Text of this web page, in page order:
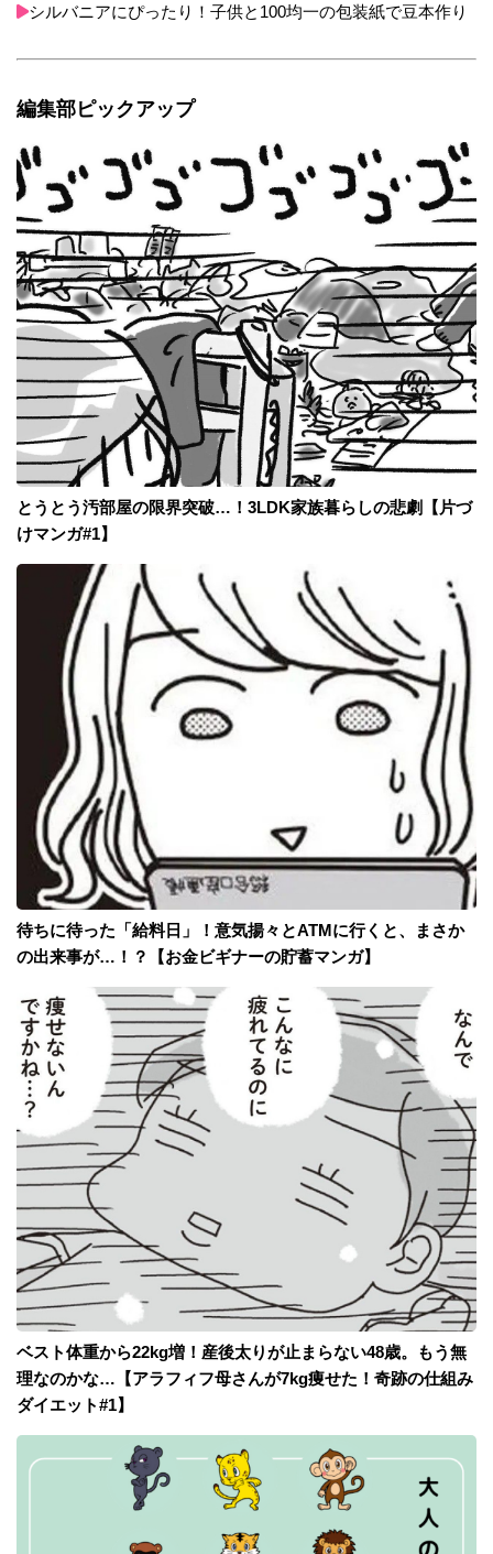
シルバニアにぴったり！子供と100均一の包装紙で豆本作り
編集部ピックアップ
とうとう汚部屋の限界突破…！3LDK家族暮らしの悲劇【片づ
けマンガ#1】
待ちに待った「給料日」！意気揚々とATMに行くと、まさか
の出来事が…！？【お金ビギナーの貯蓄マンガ】
ベスト体重から22kg増！産後太りが止まらない48歳。もう無
理なのかな…【アラフィフ母さんが7kg痩せた！奇跡の仕組み
ダイエット#1】